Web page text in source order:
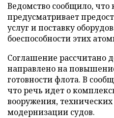
Ведомство сообщило, что
предусматривает
услуг и поставку
боеспособности этих
Соглашение рассчитано
направлено на
готовности флота. В
что речь идет о
вооружения,
модернизации судов.